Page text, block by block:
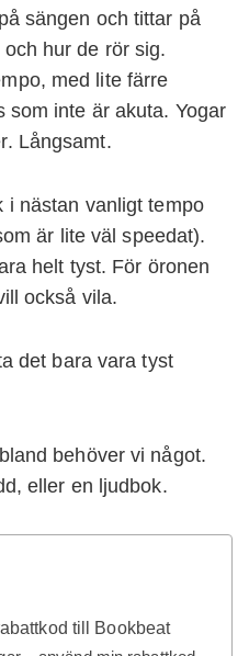
sängen och tittar på
hur de rör sig.
med lite färre
som inte är akuta. Yogar
Långsamt.
i nästan vanligt tempo
är lite väl speedat).
helt tyst. För öronen
också vila.
det bara vara tyst
behöver vi något.
eller en ljudbok.
till Bookbeat